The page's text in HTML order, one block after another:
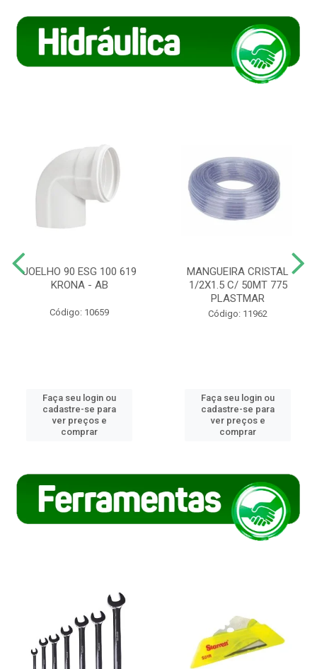
JOELHO 90 ESG 100 619
KRONA - AB
Código: 10659
Faça seu login ou
cadastre-se para
ver preços e
comprar
MANGUEIRA CRISTAL
1/2X1.5 C/ 50MT 775
PLASTMAR
Código: 11962
Faça seu login ou
cadastre-se para
ver preços e
comprar